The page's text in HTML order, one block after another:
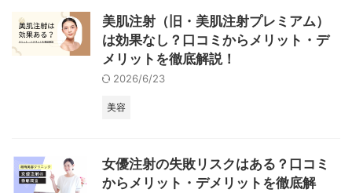
美肌注射（旧・美肌注射プレミアム）
は効果なし？口コミからメリット・デ
メリットを徹底解説！
2026/6/23
美容
女優注射の失敗リスクはある？口コミ
からメリット・デメリットを徹底解